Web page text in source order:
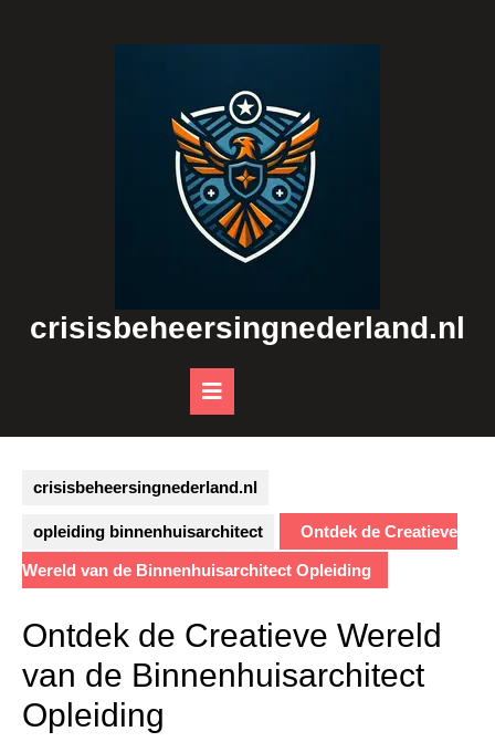
crisisbeheersingnederland.nl
Button
crisisbeheersingnederland.nl
opleiding binnenhuisarchitect Ontdek de Creatieve
Wereld van de Binnenhuisarchitect Opleiding
Ontdek de Creatieve Wereld
van de Binnenhuisarchitect
Opleiding